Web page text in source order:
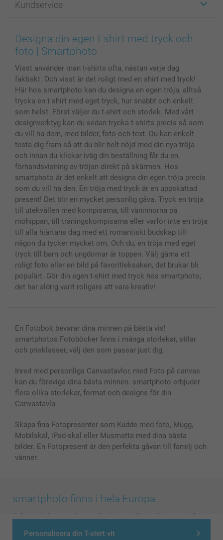
Personalisera din T-shirt vit
Fotoböcker
Bilder, Fotoförstoring & Fotohäften
Skal till Mobil & Surfplatta
Fotoalmanackor & Fotoagenda
Fotoramar & Tillbehör
Presentkort
Alla fotoprodukter
För affiliates
Cookie Policy
Sitemap
Investor Relations
Kundservice
smartgaranti
smartbonus
Status på beställningar
Designa din egen t shirt med tryck och
foto | Smartphoto
Visst använder man t-shirts ofta, nästan varje dag
faktiskt. Och visst är det roligt med en shirt med tryck!
Här hos smartphoto kan du designa en egen tröja, alltså
trycka en t shirt med eget tryck, hur snabbt och enkelt
som helst. Först väljer du t-shirt och storlek. Med vårt
designverktyg kan du sedan trycka t-shirts precis så som
du vill ha dem, med bilder, foto och text. Du kan enkelt
testa dig fram så att du blir helt nöjd med din nya tröja
och innan du klickar iväg din beställning får du en
förhandsvisning av tröjan direkt på skärmen. Hos
smartphoto är det enkelt att designa din egen tröja precis
som du vill ha den. En tröja med tryck är en uppskattad
present! Det blir en mycket personlig gåva. Tryck en tröja
till utekvällen med kompisarna, till väninnorna på
möhippan, till träningskompisarna eller varför inte en tröja
till alla hjärtans dag med ett romantiskt budskap till
någon du tycker mycket om. Och du, en tröja med eget
tryck till barn och ungdomar är toppen. Välj gärna ett
roligt foto eller en bild på favoritleksaken, det brukar bli
populärt. Gör din egen t-shirt med tryck hos smartphoto,
det har aldrig varit roligare att vara kreativ!
En Fotobok bevarar dina minnen på bästa vis!
smartphotos Fotoböcker finns i många storlekar, stilar
och prisklasser, välj den som passar just dig.
Inred med personliga Canvastavlor, med Foto på canvas
kan du föreviga dina bästa minnen. smartphoto erbjuder
flera olika storlekar, format och designs för din
Canvastavla.
Skapa fina Fotopresenter som Kudde med foto, Mugg,
Mobilskal, iPad-skal eller Musmatta med dina bästa
bilder. En Fotopresent är den perfekta gåvan till familj och
vänner.
smartphoto finns i hela Europa
België Belgique Danmark Deutschland France
Ireland
Nederland - Norge Österreich